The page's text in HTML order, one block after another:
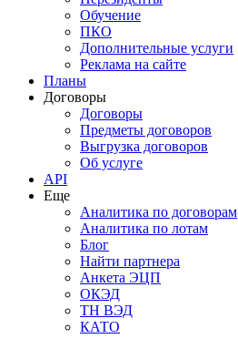
Обучение
ПКО
Дополнительные услуги
Реклама на сайте
Планы
Договоры
Договоры
Предметы договоров
Выгрузка договоров
Об услуге
API
Еще
Аналитика по договорам
Аналитика по лотам
Блог
Найти партнера
Анкета ЭЦП
ОКЭД
ТН ВЭД
КАТО